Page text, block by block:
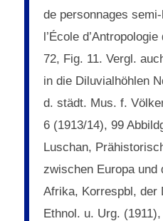
de personnages
l’École
72, Fig. 11. Vergl.
in die Diluvialhöhlen
d. städt. Mus. f.
6 (1913/14), 99
Luschan,
zwischen Europa und
Afrika, Korrespbl, der
Ethnol. u. Urg.